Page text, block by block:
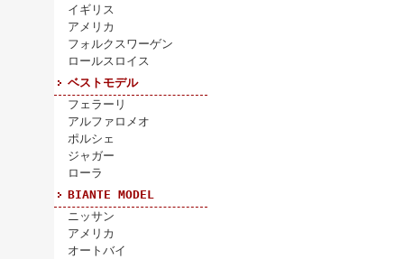
イギリス
アメリカ
フォルクスワーゲン
ロールスロイス
ベストモデル
フェラーリ
アルファロメオ
ポルシェ
ジャガー
ローラ
BIANTE MODEL
ニッサン
アメリカ
オートバイ